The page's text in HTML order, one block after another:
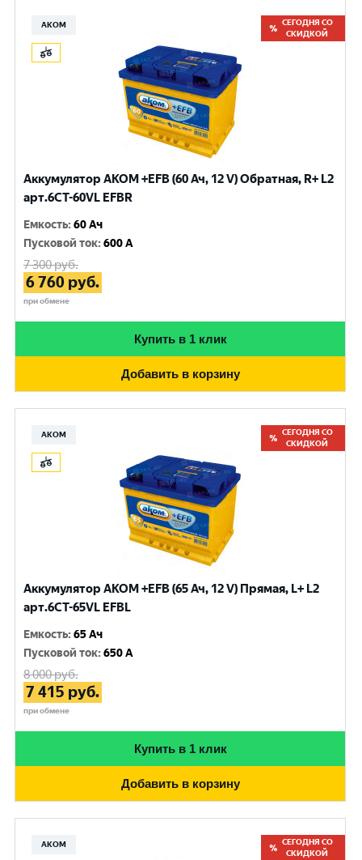
АКОМ
СЕГОДНЯ СО
СКИДКОЙ
Аккумулятор AKOM +EFB (60 Ач, 12 V) Обратная, R+ L2
арт.6CТ-60VL EFBR
Емкость:60 Ач
Пусковой ток:600 A
7 300руб.
6 760 руб.
при обмене
Купить в 1 клик
Добавить в корзину
АКОМ
СЕГОДНЯ СО
СКИДКОЙ
Аккумулятор AKOM +EFB (65 Ач, 12 V) Прямая, L+ L2
арт.6СТ-65VL EFBL
Емкость:65 Ач
Пусковой ток:650 A
8 000руб.
7 415 руб.
при обмене
Купить в 1 клик
Добавить в корзину
АКОМ
СЕГОДНЯ СО
СКИДКОЙ